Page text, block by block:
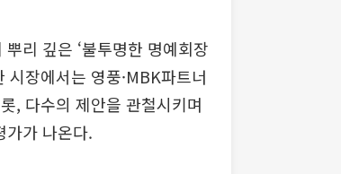
리 깊은 ‘불투명한 명예회장
장에서는 영풍·MBK파트너
, 다수의 제안을 관철시키며
가가 나온다.